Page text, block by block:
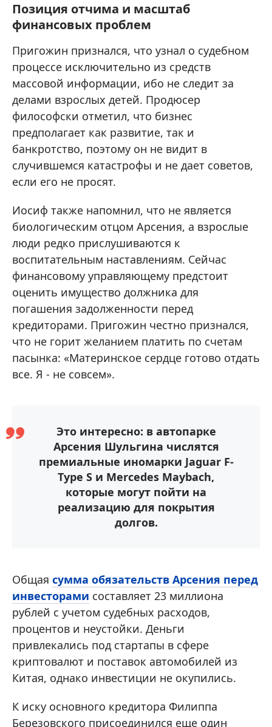
Позиция отчима и масштаб
финансовых проблем
Пригожин признался, что узнал о судебном
процессе исключительно из средств
массовой информации, ибо не следит за
делами взрослых детей. Продюсер
философски отметил, что бизнес
предполагает как развитие, так и
банкротство, поэтому он не видит в
случившемся катастрофы и не дает советов,
если его не просят.
Иосиф также напомнил, что не является
биологическим отцом Арсения, а взрослые
люди редко прислушиваются к
воспитательным наставлениям. Сейчас
финансовому управляющему предстоит
оценить имущество должника для
погашения задолженности перед
кредиторами. Пригожин честно признался,
что не горит желанием платить по счетам
пасынка: «Материнское сердце готово отдать
все. Я - не совсем».
Это интересно: в автопарке
Арсения Шульгина числятся
премиальные иномарки Jaguar F-
Type S и Mercedes Maybach,
которые могут пойти на
реализацию для покрытия
долгов.
Общая сумма обязательств Арсения перед
инвесторами составляет 23 миллиона
рублей с учетом судебных расходов,
процентов и неустойки. Деньги
привлекались под стартапы в сфере
криптовалют и поставок автомобилей из
Китая, однако инвестиции не окупились.
К иску основного кредитора Филиппа
Березовского присоединился еще один